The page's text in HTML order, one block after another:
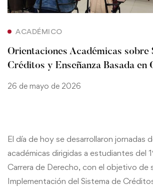
ACADÉMICO
Orientaciones Académicas sobre
Créditos y Enseñanza Basada en
26 de mayo de 2026
El día de hoy se desarrollaron jornadas
académicas dirigidas a estudiantes del
Carrera de Derecho, con el objetivo de
Implementación del Sistema de